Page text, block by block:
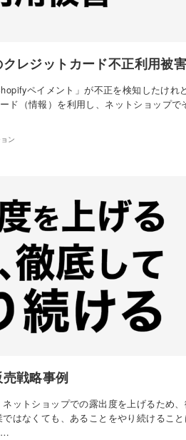
レジットカード不正利用被
ペイメント」が不正を検知したけれ
ド（情報）を利用し、ネットショップで
ン
戦略事例
ネットショップでの露出度を上げるため
はなくても、あることをやり続けるこ
…